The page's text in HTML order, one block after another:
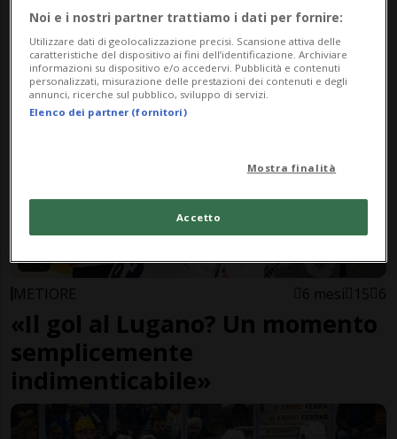
NATIONAL LEAGUE 1 mese
Ambrì e Lugano, si parte
METIORE 6 mesi 15 6
«Il gol al Lugano? Un momento
semplicemente
indimenticabile»
Noi e i nostri partner trattiamo i dati per fornire:
Utilizzare dati di geolocalizzazione precisi. Scansione attiva delle
caratteristiche del dispositivo ai fini dell’identificazione. Archiviare
informazioni su dispositivo e/o accedervi. Pubblicità e contenuti
personalizzati, misurazione delle prestazioni dei contenuti e degli
annunci, ricerche sul pubblico, sviluppo di servizi.
Elenco dei partner (fornitori)
Mostra finalità
Accetto